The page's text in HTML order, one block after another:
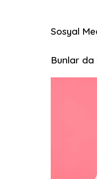
Sosyal
Bunlar da